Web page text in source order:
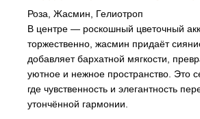
Роза, Жасмин, Гелиотроп
В центре — роскошный цветочный
торжественно, жасмин придаёт
добавляет бархатной мягкости,
уютное и нежное пространство. Это
где чувственность и элегантность
утончённой гармонии.